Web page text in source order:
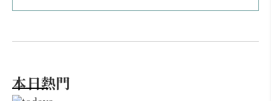
本日熱門